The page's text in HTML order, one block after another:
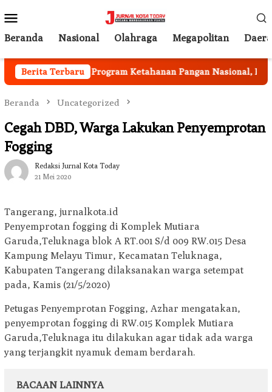
ke
kontenMobile
Beranda Nasional Olahraga Megapolitan
Berita TerbaruProgram Ketahanan Pangan Nasional,
Beranda Uncategorized
Cegah DBD, Warga Lakukan Penyemprotan
Fogging
Redaksi Jurnal Kota Today
21 Mei 2020
Tangerang, jurnalkota.id
Penyemprotan fogging di Komplek Mutiara
Garuda,Teluknaga blok A RT.001 S/d 009 RW.015 Desa
Kampung Melayu Timur, Kecamatan Teluknaga,
Kabupaten Tangerang dilaksanakan warga setempat
pada, Kamis (21/5/2020)
Petugas Penyemprotan Fogging, Azhar mengatakan,
penyemprotan fogging di RW.015 Komplek Mutiara
Garuda,Teluknaga itu dilakukan agar tidak ada warga
yang terjangkit nyamuk demam berdarah.
BACAAN LAINNYA